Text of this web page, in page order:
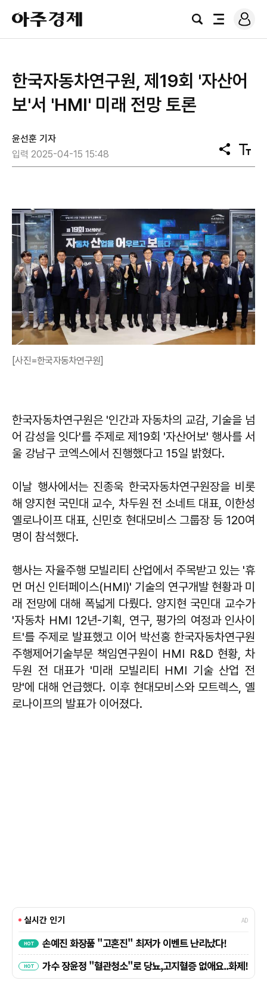
아
주
경
검
전
로
그
한국자동차연구원, 제19회 '자산어
보'서 'HMI' 미래 전망 토론
윤선훈 기자
입력 2025-04-15 15:48
공
유
텍
스
[사진=한국자동차연구원]
한국자동차연구원은 '인간과 자동차의 교감, 기술을 넘
어 감성을 잇다'를 주제로 제19회 '자산어보' 행사를 서
울 강남구 코엑스에서 진행했다고 15일 밝혔다.
이날 행사에서는 진종욱 한국자동차연구원장을 비롯
해 양지현 국민대 교수, 차두원 전 소네트 대표, 이한성
옐로나이프 대표, 신민호 현대모비스 그룹장 등 120여
명이 참석했다.
행사는 자율주행 모빌리티 산업에서 주목받고 있는 '휴
먼 머신 인터페이스(HMI)' 기술의 연구개발 현황과 미
래 전망에 대해 폭넓게 다뤘다. 양지현 국민대 교수가
'자동차 HMI 12년-기획, 연구, 평가의 여정과 인사이
트'를 주제로 발표했고 이어 박선홍 한국자동차연구원
주행제어기술부문 책임연구원이 HMI R&D 현황, 차
두원 전 대표가 '미래 모빌리티 HMI 기술 산업 전
망'에 대해 언급했다. 이후 현대모비스와 모트렉스, 옐
로나이프의 발표가 이어졌다.